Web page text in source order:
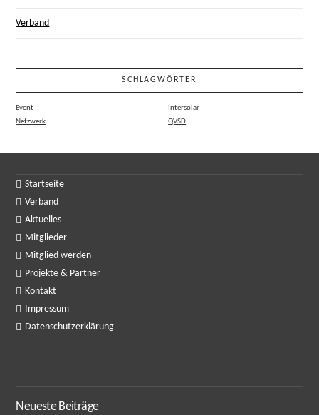
Verband
SCHLAGWÖRTER
Event
Intersolar
Netzwerk
QVSD
Startseite
Verband
Aktuelles
Mitglieder
Mitglied werden
Projekte & Partner
Kontakt
Impressum
Datenschutzerklärung
Neueste Beiträge